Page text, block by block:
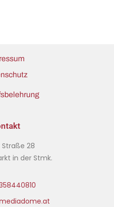
28
in der Stmk.